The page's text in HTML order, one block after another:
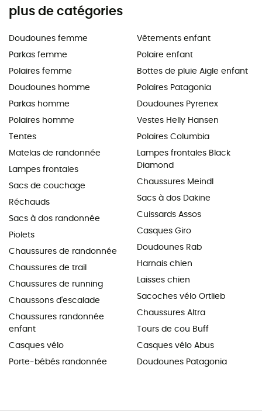
plus de catégories
Doudounes femme
Parkas femme
Polaires femme
Doudounes homme
Parkas homme
Polaires homme
Tentes
Matelas de randonnée
Lampes frontales
Sacs de couchage
Réchauds
Sacs à dos randonnée
Piolets
Chaussures de randonnée
Chaussures de trail
Chaussures de running
Chaussons d'escalade
Chaussures randonnée
enfant
Casques vélo
Porte-bébés randonnée
Vêtements enfant
Polaire enfant
Bottes de pluie Aigle enfant
Polaires Patagonia
Doudounes Pyrenex
Vestes Helly Hansen
Polaires Columbia
Lampes frontales Black
Diamond
Chaussures Meindl
Sacs à dos Dakine
Cuissards Assos
Casques Giro
Doudounes Rab
Harnais chien
Laisses chien
Sacoches vélo Ortlieb
Chaussures Altra
Tours de cou Buff
Casques vélo Abus
Doudounes Patagonia